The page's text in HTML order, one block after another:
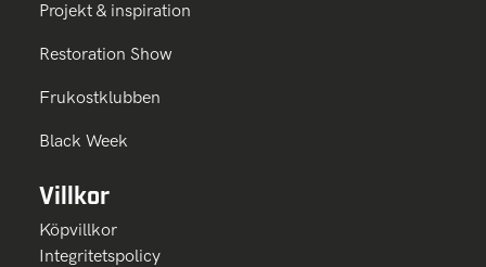
Projekt & inspiration
Restoration Show
Frukostklubben
Black Week
Villkor
Köpvillkor
Integritetspolicy